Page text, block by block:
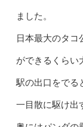
ました。
日本最大のタコ
ができるくらい
駅の出口をでる
一目散に駆け出